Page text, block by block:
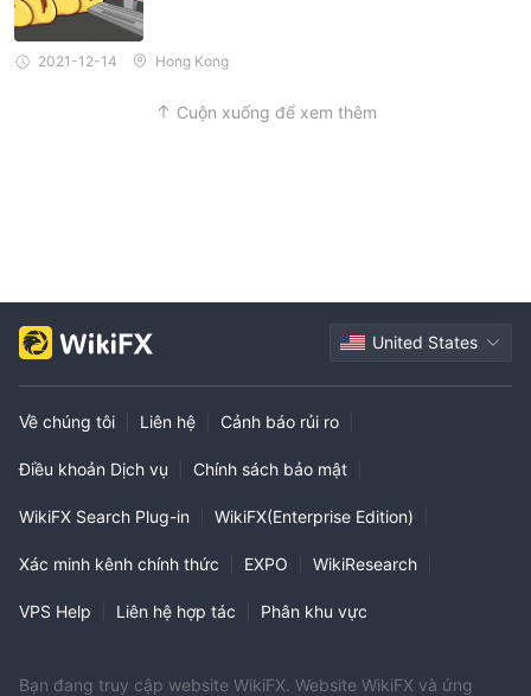
2021-12-14 Hong Kong
Cuộn xuống để xem thêm
United States
Về chúng tôi Liên hệ Cảnh báo rủi ro
Điều khoản Dịch vụ Chính sách bảo mật
WikiFX Search Plug-in WikiFX(Enterprise Edition)
Xác minh kênh chính thức EXPO WikiResearch
VPS Help Liên hệ hợp tác Phân khu vực
Bạn đang truy cập website WikiFX. Website WikiFX và ứng